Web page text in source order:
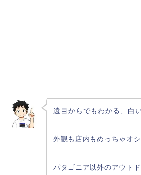
遠目からでもわかる、白
外観も店内もめっちゃオシ
パタゴニア以外のアウト